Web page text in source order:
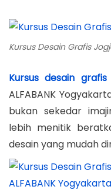
s
t
d
o
n
Kursus Desain Grafis
Kursus desain grafis
ALFABANK
bukan sekedar
lebih menitik
desain yang mudah